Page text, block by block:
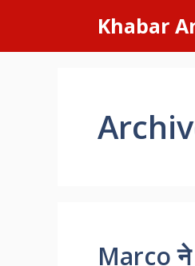
content
Khabar
Marco ने